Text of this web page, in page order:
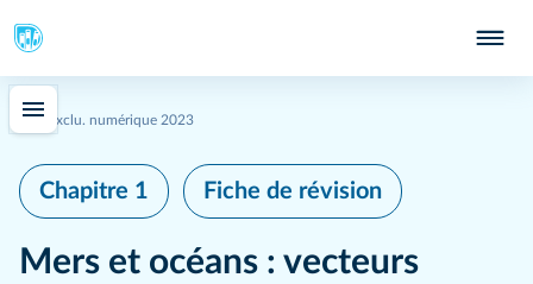
Exclu. numérique 2023
Chapitre 1 Fiche de révision
Mers et océans : vecteurs